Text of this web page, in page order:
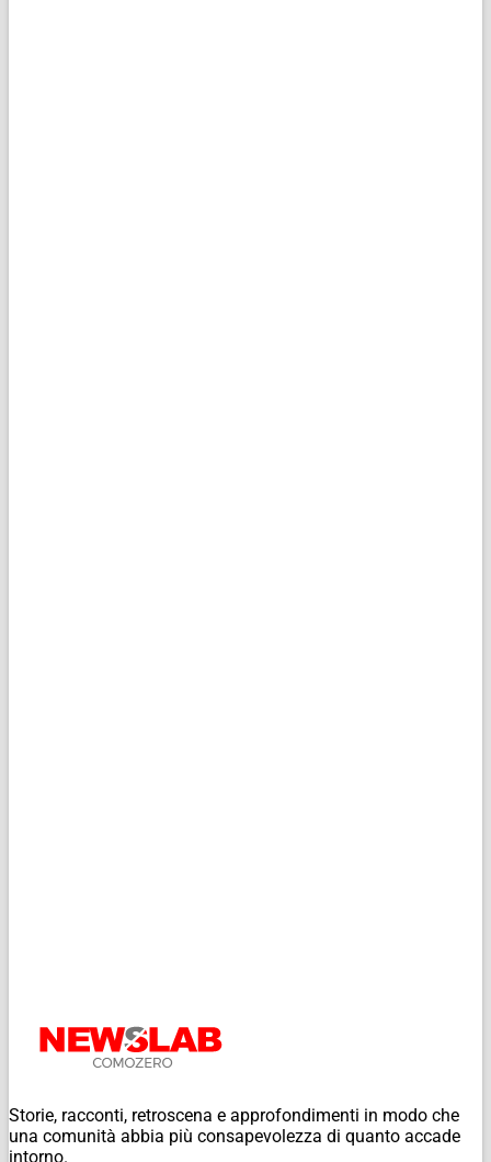
Storie, racconti, retroscena e approfondimenti in modo che
una comunità abbia più consapevolezza di quanto accade
intorno.